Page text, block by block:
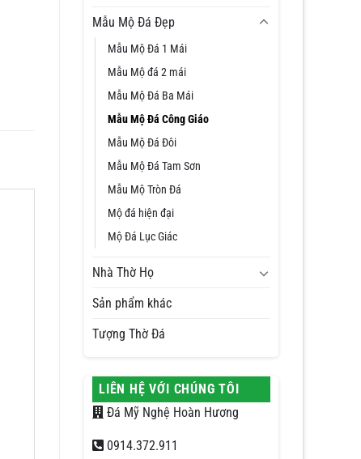
Mẫu Mộ Đá Đẹp
Mẫu Mộ Đá 1 Mái
Mẫu Mộ đá 2 mái
Mẫu Mộ Đá Ba Mái
Mẫu Mộ Đá Công Giáo
Mẫu Mộ Đá Đôi
Mẫu Mộ Đá Tam Sơn
Mẫu Mộ Tròn Đá
Mộ đá hiện đại
Mộ Đá Lục Giác
Nhà Thờ Họ
Sản phẩm khác
Tượng Thờ Đá
LIÊN HỆ VỚI CHÚNG TÔI
Đá Mỹ Nghệ Hoàn Hương
0914.372.911